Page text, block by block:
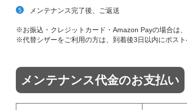
メンテナンス完了後、ご返送
※お振込・クレジットカード・Amazon Payの場合は
※代替シザーをご利用の方は、到着後3日以内にポスト
メンテナンス代金のお支払い